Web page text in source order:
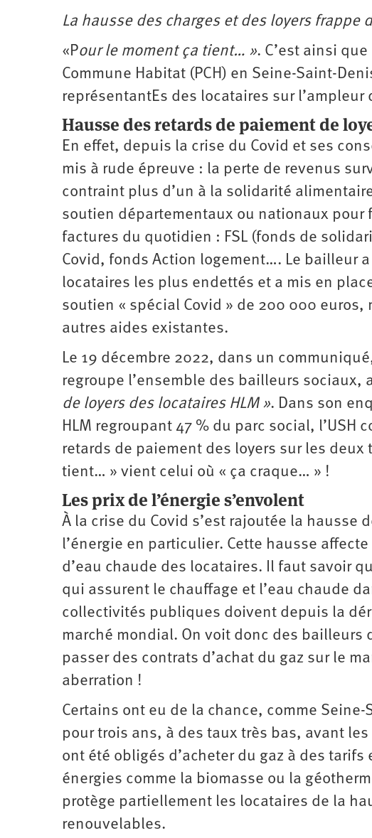
La hausse des charges et des loyers frappe
«Pour le moment ça tient… ». C’est ainsi
Commune Habitat (PCH) en Seine-Saint-
représentantEs des locataires sur
Hausse des retards de paiement de
En effet, depuis la crise du Covid et ses
mis à rude épreuve : la perte de revenus
contraint plus d’un à la solidarité
soutien départementaux ou nationaux pour
factures du quotidien : FSL (fonds de
Covid, fonds Action logement…. Le bailleur
locataires les plus endettés et a mis en
soutien « spécial Covid » de 200 000
autres aides existantes.
Le 19 décembre 2022, dans un
regroupe l’ensemble des bailleurs sociaux,
de loyers des locataires HLM ». Dans son
HLM regroupant 47 % du parc social, l’USH
retards de paiement des loyers sur les deux
tient… » vient celui où « ça craque… » !
Les prix de l’énergie s’envolent
À la crise du Covid s’est rajoutée la hausse
l’énergie en particulier. Cette hausse
d’eau chaude des locataires. Il faut savoir
qui assurent le chauffage et l’eau chaude
collectivités publiques doivent depuis la
marché mondial. On voit donc des
passer des contrats d’achat du gaz sur le
aberration !
Certains ont eu de la chance, comme
pour trois ans, à des taux très bas, avant
ont été obligés d’acheter du gaz à des
énergies comme la biomasse ou la
protège partiellement les locataires de la
renouvelables.